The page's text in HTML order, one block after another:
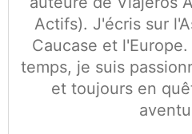
Actifs). J'écris sur
Caucase et
temps, je suis
et toujours en